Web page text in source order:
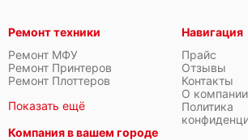
Ремонт техники
Ремонт МФУ
Ремонт Принтеров
Ремонт Плоттеров
Показать ещё
Компания в вашем городе
Навигация
Прайс
Отзывы
Контакты
О компании
Политика